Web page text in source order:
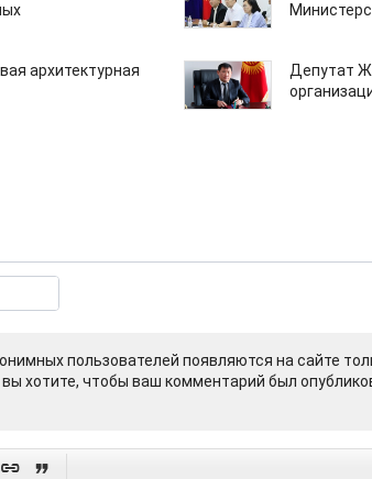
архитектурная
Депутат
пользователей появляются на сайте
хотите, чтобы ваш комментарий был
 